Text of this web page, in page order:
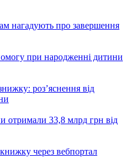
нагадують про завершення
при народженні дитини
роз’яснення від
отримали 33,8 млрд грн від
через вебпортал